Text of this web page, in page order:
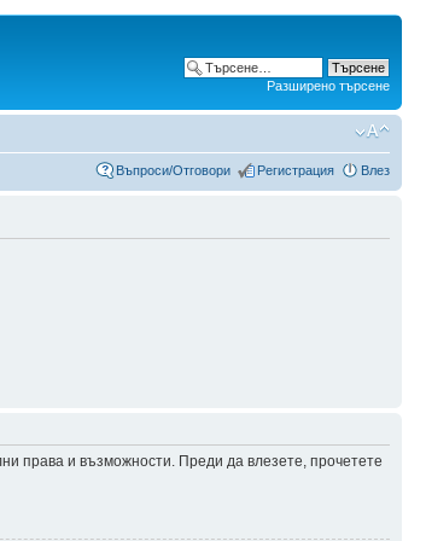
Разширено търсене
Въпроси/Отговори Регистрация Влез
права и възможности. Преди да влезете, прочетете